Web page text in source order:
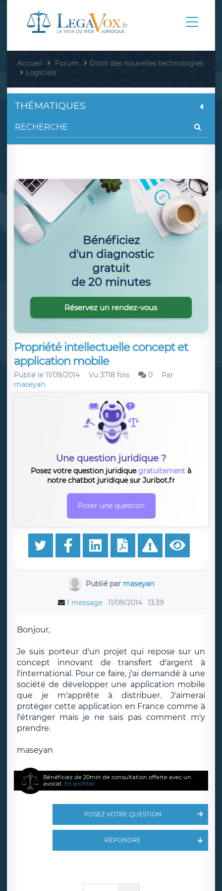
Accueil Forum
Droit des nouvelles technologies
Logiciels
Propriété intellectuelle concept et
application mobile
Publié le 11/09/2014 Vu 3718 fois 0
Par
maseyan
Une question juridique ?
Posez votre question juridiquegratuitement à
notre chatbot juridique sur Juribot.fr
Poser une question
Publié par maseyan
1 message 11/09/2014 13:39
Bonjour,
Je suis porteur d'un projet qui repose sur un
concept innovant de transfert d'argent à
l'international. Pour ce faire, j'ai demandé à une
société de développer une application mobile
que je m'apprête à distribuer. J'aimerai
protéger cette application en France comme à
l'étranger mais je ne sais pas comment m'y
prendre.
maseyan
Bénéficiez de 20min de consultation offerte avec un
avocat. En profiter
POSEZ VOTRE QUESTION
RÉPONDRE
THÉMATIQUES
Bénéficiez
d'un diagnostic
gratuit
de 20 minutes
Réservez un rendez-vous